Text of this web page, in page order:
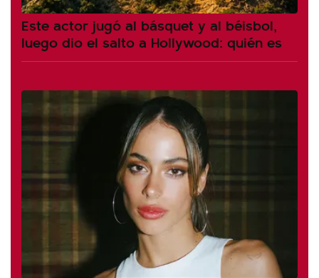
Este actor jugó al básquet y al béisbol,
luego dio el salto a Hollywood: quién es